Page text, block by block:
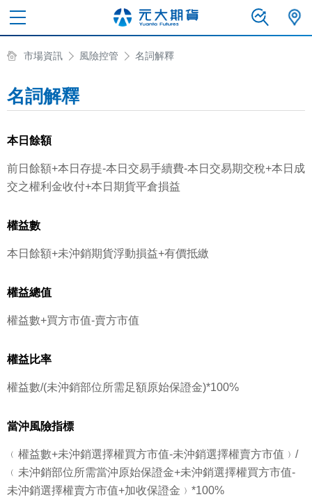
市場資訊 風險控管 名詞解釋
名詞解釋
本日餘額
前日餘額+本日存提-本日交易手續費-本日交易期交稅+本日成
交之權利金收付+本日期貨平倉損益
權益數
本日餘額+未沖銷期貨浮動損益+有價抵繳
權益總值
權益數+買方市值-賣方市值
權益比率
權益數/(未沖銷部位所需足額原始保證金)*100%
當沖風險指標
﹙權益數+未沖銷選擇權買方市值-未沖銷選擇權賣方市值﹚/
﹙未沖銷部位所需當沖原始保證金+未沖銷選擇權買方市值-
未沖銷選擇權賣方市值+加收保證金﹚*100%